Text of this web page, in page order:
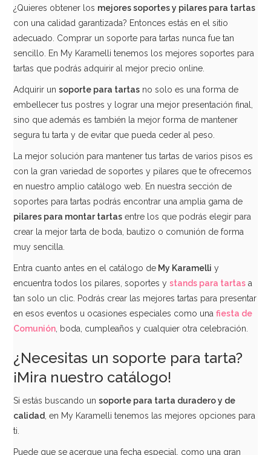
¿Quieres obtener los mejores soportes y pilares para tartas
con una calidad garantizada? Entonces estás en el sitio
adecuado. Comprar un soporte para tartas nunca fue tan
sencillo. En My Karamelli tenemos los mejores soportes para
tartas que podrás adquirir al mejor precio online.
Adquirir unsoporte para tartas no solo es una forma de
embellecer tus postres y lograr una mejor presentación final,
sino que además es también la mejor forma de mantener
segura tu tarta y de evitar que pueda ceder al peso.
La mejor solución para mantener tus tartas de varios pisos es
con la gran variedad de soportes y pilares que te ofrecemos
en nuestro amplio catálogo web. En nuestra sección de
soportes para tartas podrás encontrar una amplia gama de
pilares para montar tartas entre los que podrás elegir para
crear la mejor tarta de boda, bautizo o comunión de forma
muy sencilla.
Entra cuanto antes en el catálogo de My Karamelli y
encuentra todos los pilares, soportes ystands para tartas a
tan solo un clic. Podrás crear las mejores tartas para presentar
en esos eventos u ocasiones especiales como unafiesta de
Comunión, boda, cumpleaños y cualquier otra celebración.
¿Necesitas un soporte para tarta?
¡Mira nuestro catálogo!
Si estás buscando unsoporte para tarta duradero y de
calidad, en My Karamelli tenemos las mejores opciones para
ti.
Puede que se acerque una fecha especial, como una gran